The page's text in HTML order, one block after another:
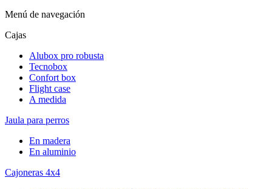
Menú de navegación
Cajas
Alubox pro robusta
Tecnobox
Confort box
Flight case
A medida
Jaula para perros
En madera
En aluminio
Cajoneras 4x4